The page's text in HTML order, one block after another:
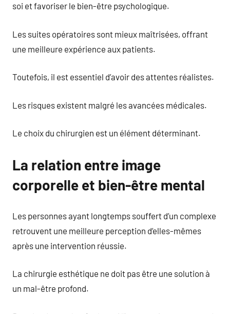
soi et favoriser le bien-être psychologique.
Les suites opératoires sont mieux maîtrisées, offrant
une meilleure expérience aux patients.
Toutefois, il est essentiel d’avoir des attentes réalistes.
Les risques existent malgré les avancées médicales.
Le choix du chirurgien est un élément déterminant.
La relation entre image
corporelle et bien-être mental
Les personnes ayant longtemps souffert d’un complexe
retrouvent une meilleure perception d’elles-mêmes
après une intervention réussie.
La chirurgie esthétique ne doit pas être une solution à
un mal-être profond.